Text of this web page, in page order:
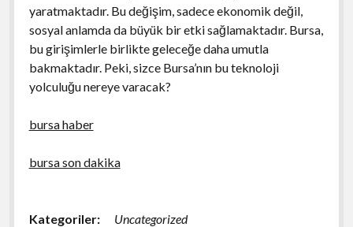
yaratmaktadır. Bu değişim, sadece ekonomik değil,
sosyal anlamda da büyük bir etki sağlamaktadır. Bursa,
bu girişimlerle birlikte geleceğe daha umutla
bakmaktadır. Peki, sizce Bursa’nın bu teknoloji
yolculuğu nereye varacak?
bursa haber
bursa son dakika
Kategoriler: Uncategorized